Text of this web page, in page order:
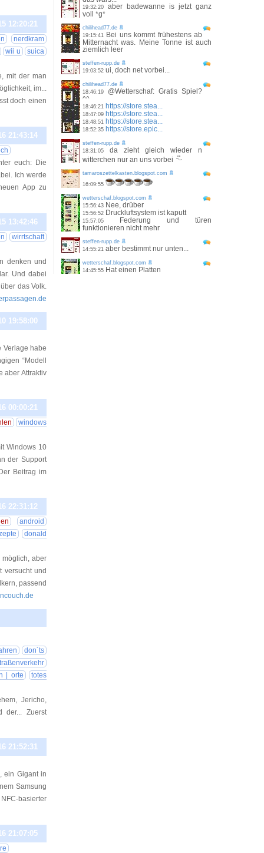
12:20:21
nerdkram
wii u
suica
mit der man
im...
doch einen
21:43:14
euch: Die
Ich werde
App zu
13:42:46
wirrtschaft
denken und
Und dabei
das Volk.
19:58:00
Verlage habe
“Modell
aber Attraktiv
00:00:21
windows
Windows 10
der Support
Beitrag im
22:31:12
android
donald
aber
versucht und
passend
don´ts
| orte
totes
Jericho,
der... Zuerst
21:52:31
ein Gigant in
Samsung
basierter
21:07:05
19:32:20 aber badewanne is jetzt ganz
voll *g*
chilihead77.de
19:15:41 Bei uns kommt frühestens ab
Mitternacht was. Meine Tonne ist auch
ziemlich leer
steffen-rupp.de
19:03:52 ui, doch net vorbei...
chilihead77.de
18:46:19 @Wetterschaf: Gratis Spiel?
^^
18:46:21 https://store.stea...
18:47:09 https://store.stea...
18:48:51 https://store.stea...
18:52:35 https://store.epic...
steffen-rupp.de
18:31:05 da zieht gleich wieder n
witterchen nur an uns vorbei
tamaroszettelkasten.blogspot.com
16:09:55
wetterschaf.blogspot.com
15:56:43 Nee, drüber
15:56:52 Druckluftsystem ist kaputt
15:57:05
Federung und türen
funktionieren nicht mehr
steffen-rupp.de
14:55:21 aber bestimmt nur unten...
wetterschaf.blogspot.com
14:45:55 Hat einen Platten